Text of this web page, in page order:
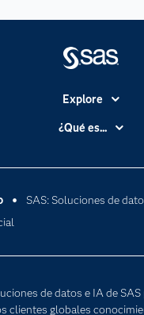
SAS: Soluciones de
de datos e IA de
clientes globales
Explore
Accesibilidad
Compañía
Comunidades
Estudiantes
¿Qué es...
Cloud Computing